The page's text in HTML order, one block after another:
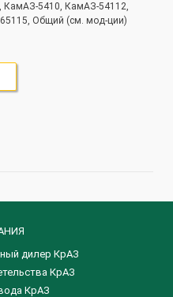
КамАЗ-5410, КамАЗ-54112,
Общий (см. мод-ции)
дилер КрАЗ
КрАЗ
КрАЗ